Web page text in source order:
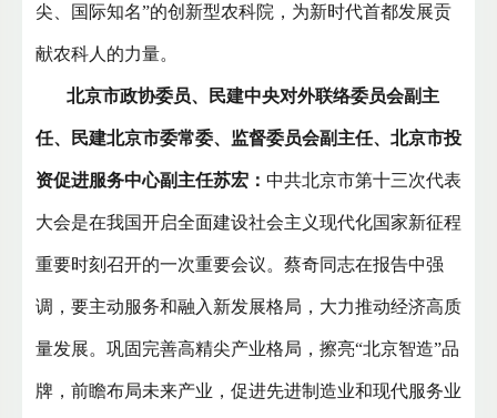
尖、国际知名”的创新型农科院，为新时代首都发展贡
献农科人的力量。
北京市政协委员、民建中央对外联络委员会副主
任、民建北京市委常委、监督委员会副主任、北京市投
资促进服务中心副主任苏宏： 中共北京市第十三次代表
大会是在我国开启全面建设社会主义现代化国家新征程
重要时刻召开的一次重要会议。蔡奇同志在报告中强
调，要主动服务和融入新发展格局，大力推动经济高质
量发展。巩固完善高精尖产业格局，擦亮“北京智造”品
牌，前瞻布局未来产业，促进先进制造业和现代服务业